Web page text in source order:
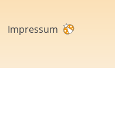
Impressum